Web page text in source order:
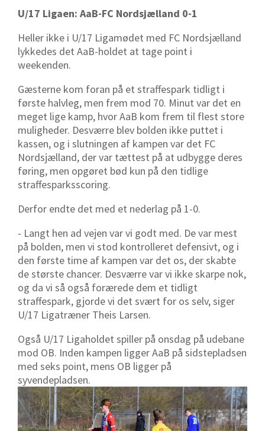
U/17 Ligaen: AaB-FC Nordsjælland 0-1
Heller ikke i U/17 Ligamødet med FC Nordsjælland
lykkedes det AaB-holdet at tage point i
weekenden.
Gæsterne kom foran på et straffespark tidligt i
første halvleg, men frem mod 70. Minut var det en
meget lige kamp, hvor AaB kom frem til flest store
muligheder. Desværre blev bolden ikke puttet i
kassen, og i slutningen af kampen var det FC
Nordsjælland, der var tættest på at udbygge deres
føring, men opgøret bød kun på den tidlige
straffesparksscoring.
Derfor endte det med et nederlag på 1-0.
- Langt hen ad vejen var vi godt med. De var mest
på bolden, men vi stod kontrolleret defensivt, og i
den første time af kampen var det os, der skabte
de største chancer. Desværre var vi ikke skarpe nok,
og da vi så også forærede dem et tidligt
straffespark, gjorde vi det svært for os selv, siger
U/17 Ligatræner Theis Larsen.
Også U/17 Ligaholdet spiller på onsdag på udebane
mod OB. Inden kampen ligger AaB på sidstepladsen
med seks point, mens OB ligger på
syvendepladsen.